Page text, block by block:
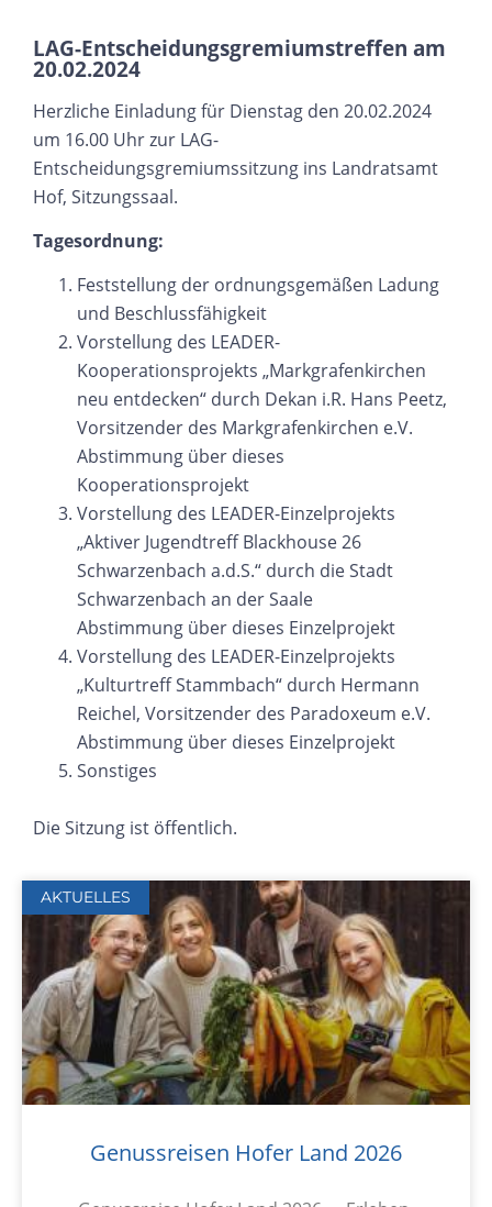
LAG-Entscheidungsgremiumstreffen am
20.02.2024
Herzliche Einladung für Dienstag den 20.02.2024
um 16.00 Uhr zur LAG-
Entscheidungsgremiumssitzung ins Landratsamt
Hof, Sitzungssaal.
Tagesordnung:
Feststellung der ordnungsgemäßen Ladung
und Beschlussfähigkeit
Vorstellung des LEADER-
Kooperationsprojekts „Markgrafenkirchen
neu entdecken“ durch Dekan i.R. Hans Peetz,
Vorsitzender des Markgrafenkirchen e.V.
Abstimmung über dieses
Kooperationsprojekt
Vorstellung des LEADER-Einzelprojekts
„Aktiver Jugendtreff Blackhouse 26
Schwarzenbach a.d.S.“ durch die Stadt
Schwarzenbach an der Saale
Abstimmung über dieses Einzelprojekt
Vorstellung des LEADER-Einzelprojekts
„Kulturtreff Stammbach“ durch Hermann
Reichel, Vorsitzender des Paradoxeum e.V.
Abstimmung über dieses Einzelprojekt
Sonstiges
Die Sitzung ist öffentlich.
AKTUELLES
Genussreisen Hofer Land 2026